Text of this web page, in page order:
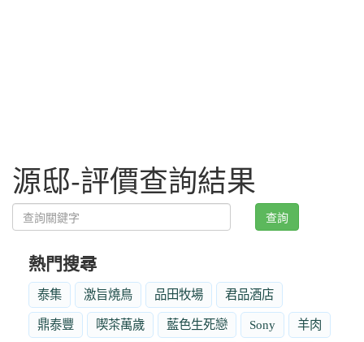
源邸-評價查詢結果
查詢
熱門搜尋
泰集 激旨燒鳥 品田牧場 君品酒店
鼎泰豐 喫茶萬歲 藍色生死戀 Sony 羊肉